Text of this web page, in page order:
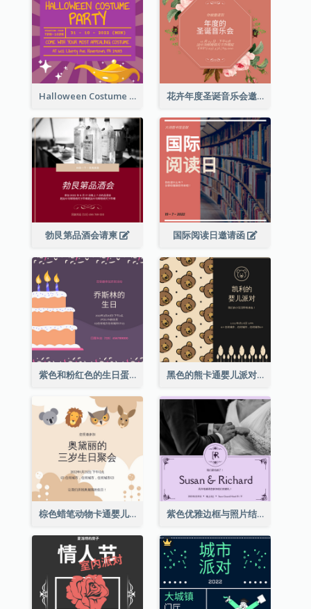
Halloween Costume Party Invitation 花卉年度圣诞音乐会邀请函
勃艮第品酒会请柬 国际阅读日邀请函
紫色和粉红色的生日蛋糕插图聚会请柬 黑色的熊卡通婴儿派对请柬
棕色蜡笔动物卡通婴儿生日邀请 紫色优雅边框与照片结婚请柬